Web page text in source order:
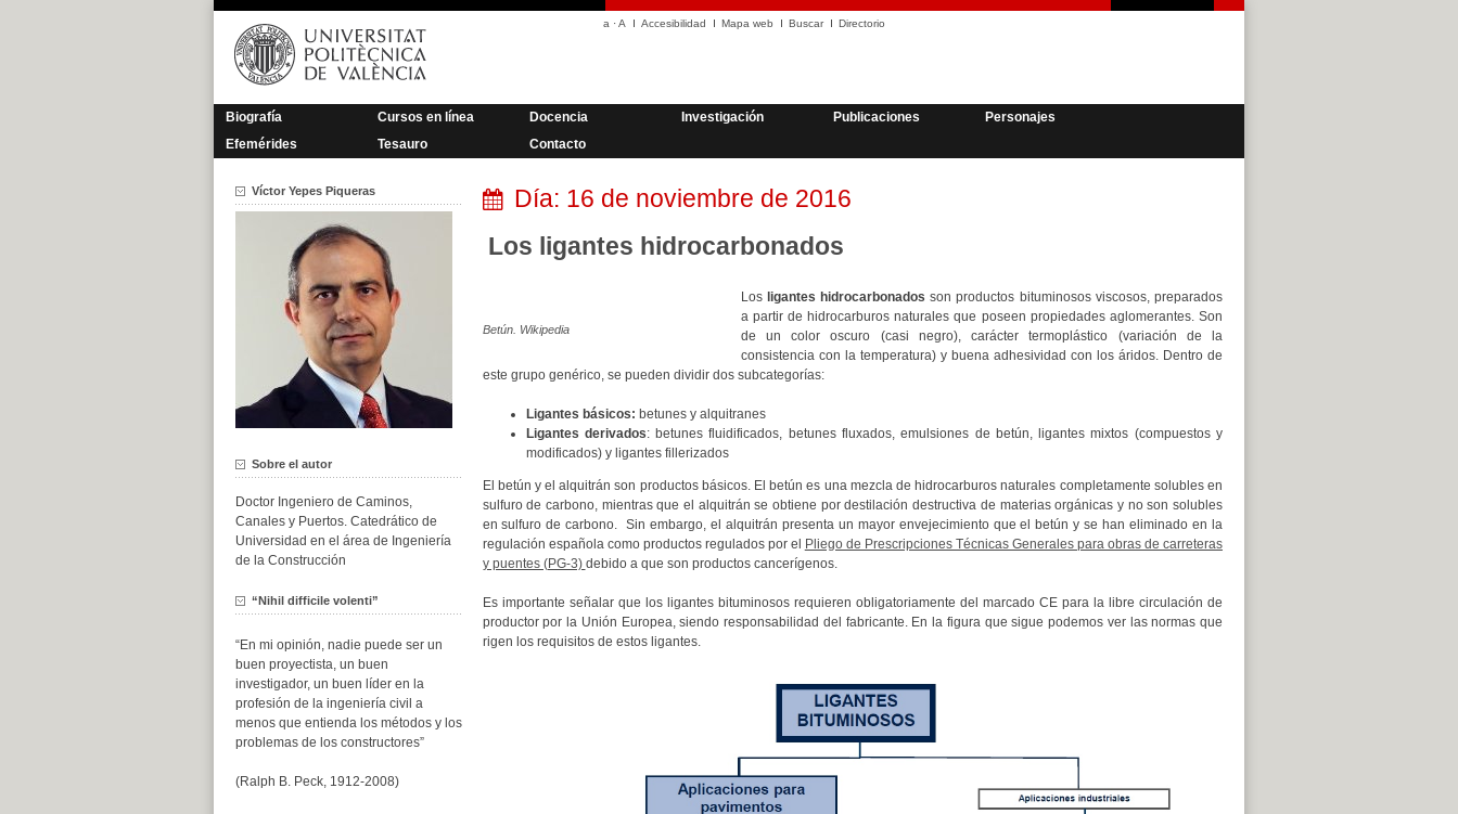
Saltar
contenido
a ·A Accesibilidad Mapa web Buscar Directorio
Biografía Cursos en línea Docencia Investigación Publicaciones
Personajes
Efemérides
Tesauro Contacto
Día: 16 de noviembre de 2016
Los ligantes hidrocarbonados
Betún. Wikipedia
Los ligantes hidrocarbonados son productos bituminosos viscosos, preparados
a partir de hidrocarburos naturales que poseen propiedades aglomerantes. Son
de un color oscuro (casi negro), carácter termoplástico (variación de la
consistencia con la temperatura) y buena adhesividad con los áridos. Dentro de
este grupo genérico, se pueden dividir dos subcategorías:
Ligantes básicos: betunes y alquitranes
Ligantes derivados: betunes fluidificados, betunes fluxados, emulsiones de betún, ligantes mixtos (compuestos y
modificados) y ligantes fillerizados
El betún y el alquitrán son productos básicos. El betún es una mezcla de hidrocarburos naturales completamente solubles en
sulfuro de carbono, mientras que el alquitrán se obtiene por destilación destructiva de materias orgánicas y no son solubles
en sulfuro de carbono. Sin embargo, el alquitrán presenta un mayor envejecimiento que el betún y se han eliminado en la
regulación española como productos regulados por el
Pliego de Prescripciones Técnicas Generales para obras de carreteras
y puentes (PG-3) debido a que son productos cancerígenos.
Es importante señalar que los ligantes bituminosos requieren obligatoriamente del marcado CE para la libre circulación de
productor por la Unión Europea, siendo responsabilidad del fabricante. En la figura que sigue podemos ver las normas que
rigen los requisitos de estos ligantes.
Víctor Yepes Piqueras
Sobre el autor
Doctor Ingeniero de Caminos,
Canales y Puertos. Catedrático de
Universidad en el área de Ingeniería
de la Construcción
“Nihil difficile volenti”
“En mi opinión, nadie puede ser un
buen proyectista, un buen
investigador, un buen líder en la
profesión de la ingeniería civil a
menos que entienda los métodos y los
problemas de los constructores”
(Ralph B. Peck, 1912-2008)